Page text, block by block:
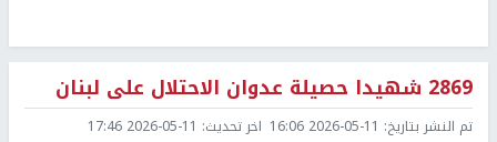
2869 شهيدا حصيلة عدوان الاحتلال على لبنان
تم النشر بتاريخ: 2026-05-11 16:06 اخر تحديث: 2026-05-11 17:46